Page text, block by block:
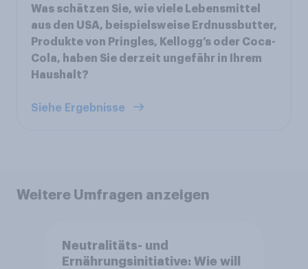
Was schätzen Sie, wie viele Lebensmittel
aus den USA, beispielsweise Erdnussbutter,
Produkte von Pringles, Kellogg’s oder Coca-
Cola, haben Sie derzeit ungefähr in Ihrem
Haushalt?
Siehe Ergebnisse
Weitere Umfragen anzeigen
Neutralitäts- und
Ernährungsinitiative: Wie will